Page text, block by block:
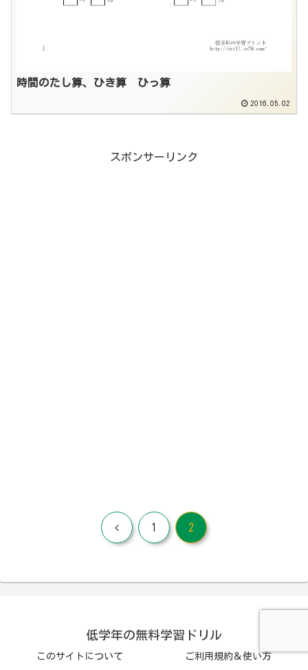
時間のたし算、ひき算 ひっ算
2016.05.02
スポンサーリンク
前 1 2
低学年の無料学習ドリル
このサイトについて ご利用規約＆使い方